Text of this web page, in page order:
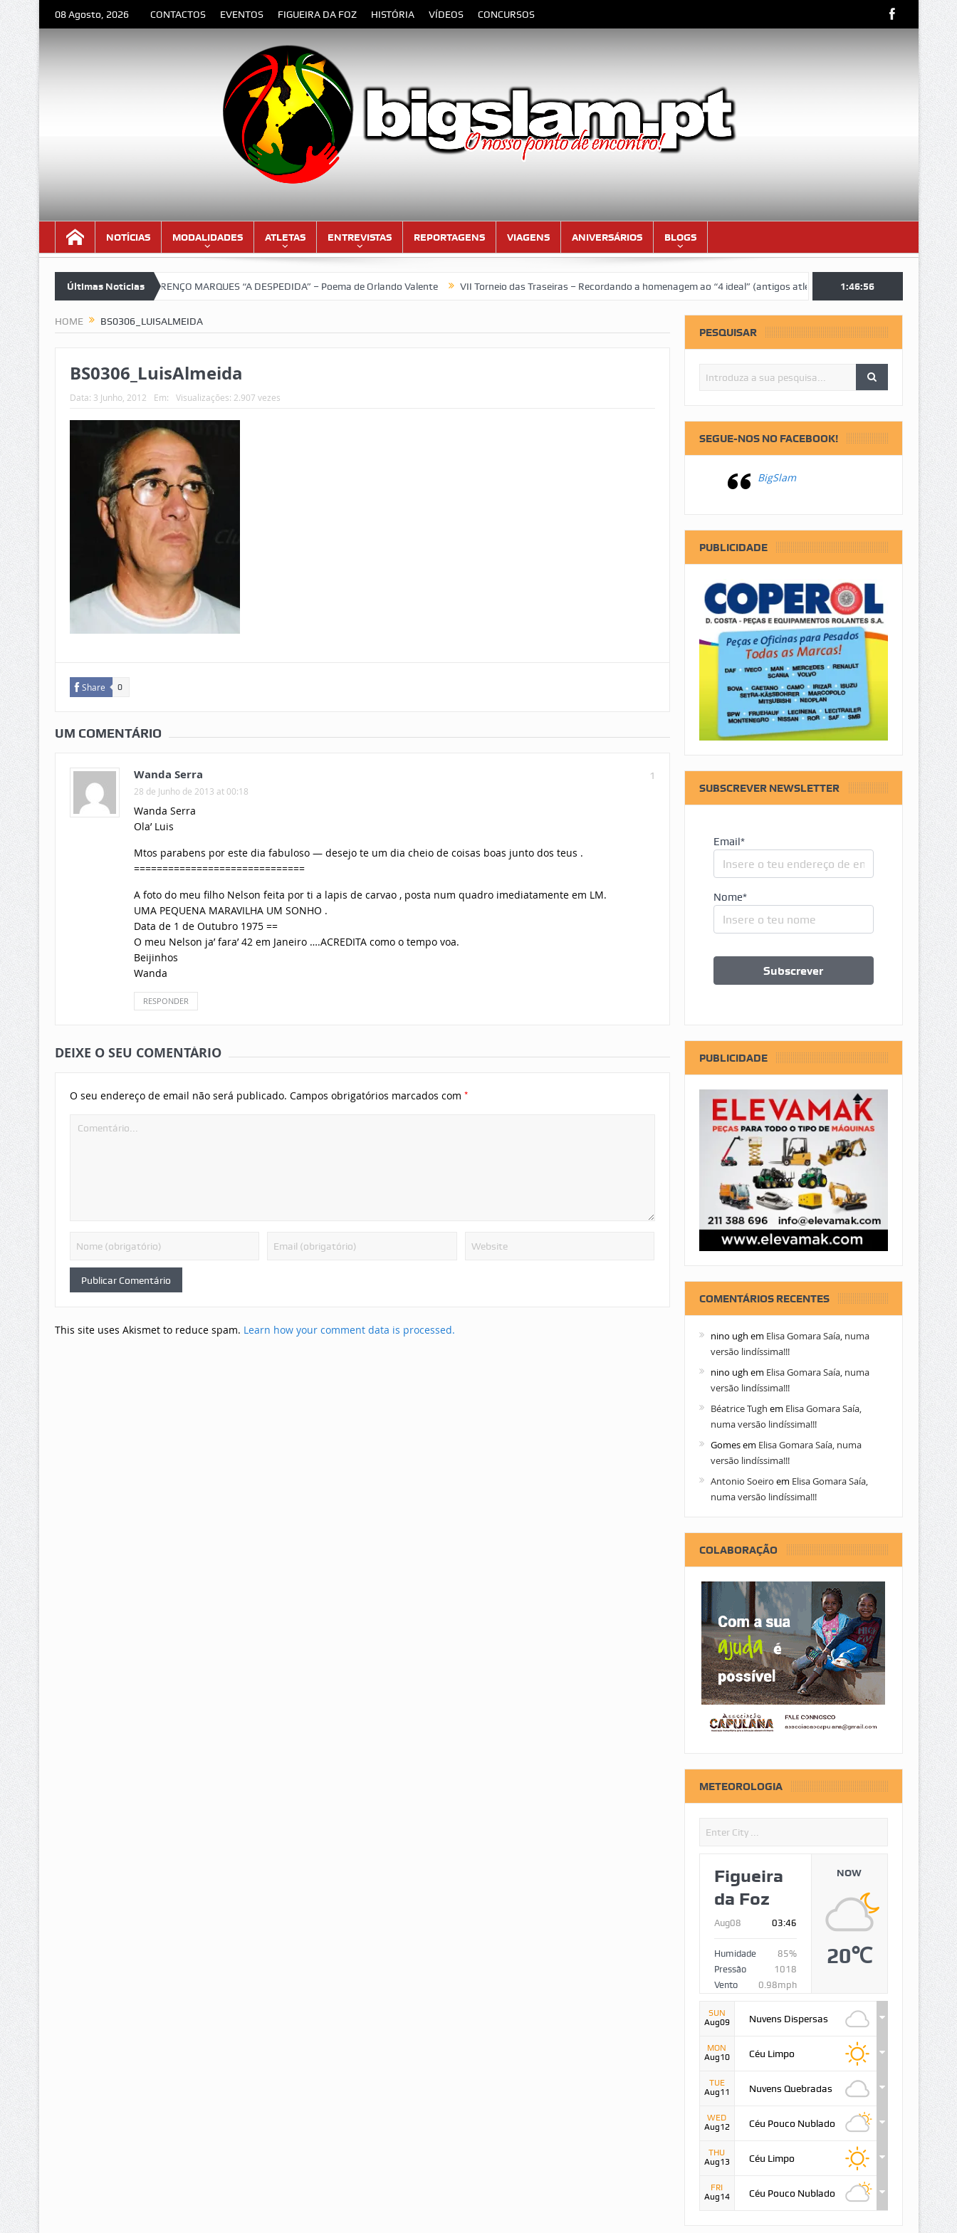
08 Agosto, 2026 CONTACTOS EVENTOS FIGUEIRA DA FOZ HISTÓRIA VÍDEOS CONCURSOS
NOTÍCIAS MODALIDADES ATLETAS ENTREVISTAS REPORTAGENS VIAGENS ANIVERSÁRIOS BLOGS
Últimas Notícias
lindíssima!!! LOURENÇO MARQUES “A DESPEDIDA” – Poema de Orlando Valente VII Torneio das Traseiras – Recordando a homenagem ao “4 ideal” (antigos atletas “moçambicanos” do GCF da época
1:46:56
HOME BS0306_LUISALMEIDA
BS0306_LuisAlmeida
Data: 3 Junho, 2012 Em: Visualizações: 2.907 vezes
Share 0
UM COMENTÁRIO
1
Wanda Serra
28 de Junho de 2013 at 00:18
Wanda Serra
Ola’ Luis
Mtos parabens por este dia fabuloso — desejo te um dia cheio de coisas boas junto dos teus .
==============================
A foto do meu filho Nelson feita por ti a lapis de carvao , posta num quadro imediatamente em LM.
UMA PEQUENA MARAVILHA UM SONHO .
Data de 1 de Outubro 1975 ==
O meu Nelson ja’ fara’ 42 em Janeiro ….ACREDITA como o tempo voa.
Beijinhos
Wanda
RESPONDER
DEIXE O SEU COMENTÁRIO
O seu endereço de email não será publicado. Campos obrigatórios marcados com *
This site uses Akismet to reduce spam. Learn how your comment data is processed.
PESQUISAR
SEGUE-NOS NO FACEBOOK!
BigSlam
PUBLICIDADE
SUBSCREVER NEWSLETTER
Email*
Nome*
PUBLICIDADE
COMENTÁRIOS RECENTES
nino ugh em Elisa Gomara Saía, numa
versão lindíssima!!!
nino ugh em Elisa Gomara Saía, numa
versão lindíssima!!!
Béatrice Tugh em Elisa Gomara Saía,
numa versão lindíssima!!!
Gomesem Elisa Gomara Saía, numa
versão lindíssima!!!
Antonio Soeiro em Elisa Gomara Saía,
numa versão lindíssima!!!
COLABORAÇÃO
METEOROLOGIA
Figueira
da Foz
Aug08 03:46
Humidade
85%
Pressão
1018
Vento
0.98mph
NOW
20℃
SUN
Aug09
Nuvens Dispersas
MON
Aug10
Céu Limpo
TUE
Aug11
Nuvens Quebradas
WED
Aug12
Céu Pouco Nublado
THU
Aug13
Céu Limpo
FRI
Aug14
Céu Pouco Nublado